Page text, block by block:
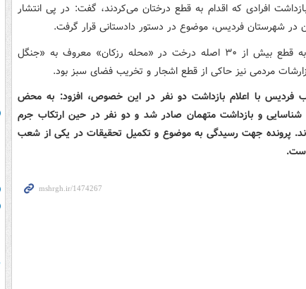
افرادی که اقدام به قطع درختان می‌کردند، گفت: در پی انتشار
در شهرستان فردیس، موضوع در دستور دادستانی قرار گرفت.
وی افزود: در این فیلم به قطع بیش از ۳۰ اصله درخت در «محله رزکان» معروف به «جنگل
مردمی نیز حاکی از قطع اشجار و تخریب فضای سبز بود.
فردیس با اعلام بازداشت دو نفر در این خصوص، افزود: به محض
شناسایی و بازداشت متهمان صادر شد و دو نفر در حین ارتکاب جرم
پرونده جهت رسیدگی به موضوع و تکمیل تحقیقات در یکی از شعب